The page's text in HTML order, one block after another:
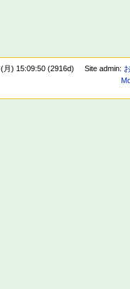
月) 15:09:50 (2916d) Site admin: